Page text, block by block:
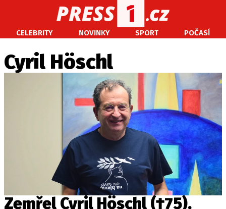
CELEBRITY NOVINKY SPORT POČASÍ
CELEBRITY NOVINKY SPORT POČASÍ
Máte příběh, fotku nebo video?
Pošlete e-mail na PRESS1.cz
O NÁS
O REDAKCI
VYDAVATEL
Cyril Höschl
Zemřel Cyril Höschl (†75),